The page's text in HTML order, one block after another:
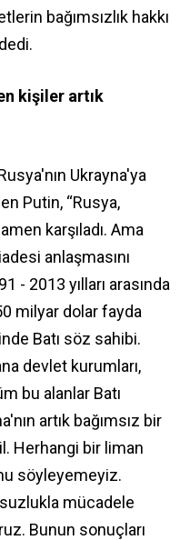
bağımsızlık hakkı
kişiler artık
Ukrayna'ya
Putin, “Rusya,
karşıladı. Ama
anlaşmasını
- 2013 yılları arasında
milyar dolar fayda
Batı söz sahibi.
devlet kurumları,
bu alanlar Batı
artık bağımsız bir
Herhangi bir liman
söyleyemeyiz.
mücadele
Bunun sonuçları